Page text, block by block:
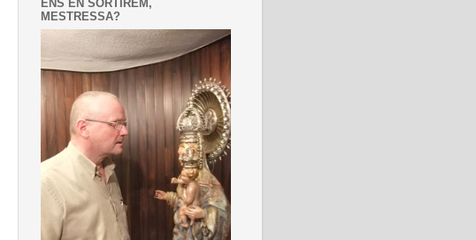
ENS EN SORTIREM,
MESTRESSA?